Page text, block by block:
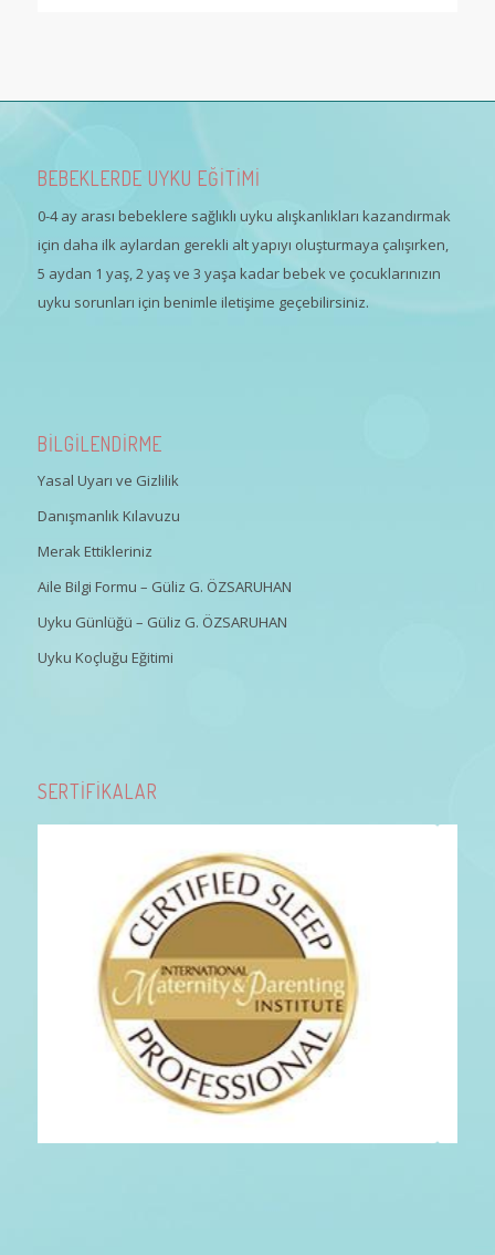
BEBEKLERDE UYKU EĞİTİMİ
0-4 ay arası bebeklere sağlıklı uyku alışkanlıkları kazandırmak
için daha ilk aylardan gerekli alt yapıyı oluşturmaya çalışırken,
5 aydan 1 yaş, 2 yaş ve 3 yaşa kadar bebek ve çocuklarınızın
uyku sorunları için benimle iletişime geçebilirsiniz.
BİLGİLENDİRME
Yasal Uyarı ve Gizlilik
Danışmanlık Kılavuzu
Merak Ettikleriniz
Aile Bilgi Formu – Güliz G. ÖZSARUHAN
Uyku Günlüğü – Güliz G. ÖZSARUHAN
Uyku Koçluğu Eğitimi
SERTİFİKALAR